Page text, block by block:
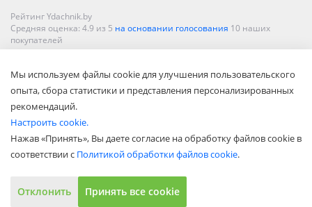
Рейтинг Ydachnik.by
Средняя оценка: 4.9 из 5 на основании голосования 10 наших
покупателей
Гродно, Могилеве, Бобруйске, Барановичах, Молодечно,
Новополоцке, Пинске, Солигорске. При заказе в интернет-магазине
доставка осуществляется по всей Беларуси.
Показать полную версию
Мы используем файлы cookie для улучшения пользовательского
опыта, сбора статистики и представления персонализированных
рекомендаций.
Настроить cookie.
Нажав «Принять», Вы даете согласие на обработку файлов cookie в
соответствии с Политикой обработки файлов cookie.
Отклонить Принять все cookie